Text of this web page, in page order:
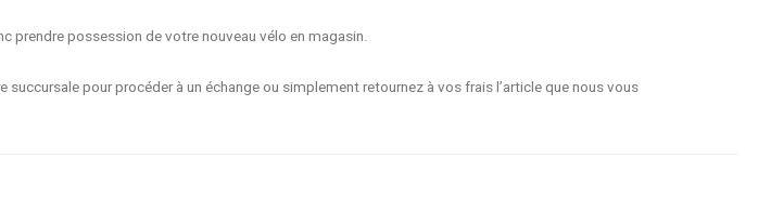
prendre possession de votre nouveau vélo en magasin.
pour procéder à un échange ou simplement retournez à vos frais l’article que nous vous